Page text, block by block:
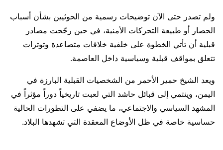
ولم تصدر حتى الآن توضيحات رسمية من الحوثيين بشأن أسباب
الحصار أو طبيعة التحركات الأمنية، في حين رجّحت مصادر
قبلية أن تأتي الخطوة على خلفية خلافات متصاعدة وتوترات
تتعلق بمواقف قبلية وسياسية داخل العاصمة.
ويعد الشيخ حمير الأحمر من الشخصيات القبلية البارزة في
اليمن، وينتمي إلى قبائل حاشد التي لعبت تاريخياً دوراً مؤثراً في
المشهد السياسي والاجتماعي، ما يضفي على التطورات الحالية
حساسية خاصة في ظل الأوضاع المعقدة التي تشهدها البلاد.